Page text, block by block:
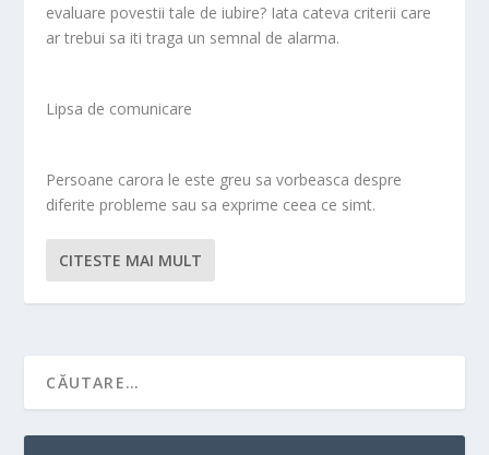
evaluare povestii tale de iubire? Iata cateva criterii care
ar trebui sa iti traga un semnal de alarma.
Lipsa de comunicare
Persoane carora le este greu sa vorbeasca despre
diferite probleme sau sa exprime ceea ce simt.
CITESTE MAI MULT